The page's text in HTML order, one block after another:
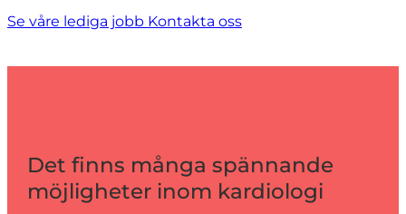
Se våre lediga jobb Kontakta oss
Det finns många spännande
möjligheter inom kardiologi